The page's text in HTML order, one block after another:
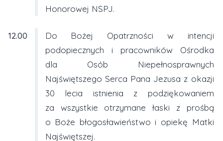
Honorowej NSPJ.
12.00
Do Bożej Opatrzności w intencji
podopiecznych i pracowników Ośrodka
dla Osób Niepełnosprawnych
Najświętszego Serca Pana Jezusa z okazji
30 lecia istnienia z podziękowaniem
za wszystkie otrzymane łaski z prośbą
o Boże błogosławieństwo i opiekę Matki
Najświętszej.